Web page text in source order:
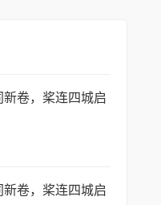
卷，桨连四城启
卷，桨连四城启